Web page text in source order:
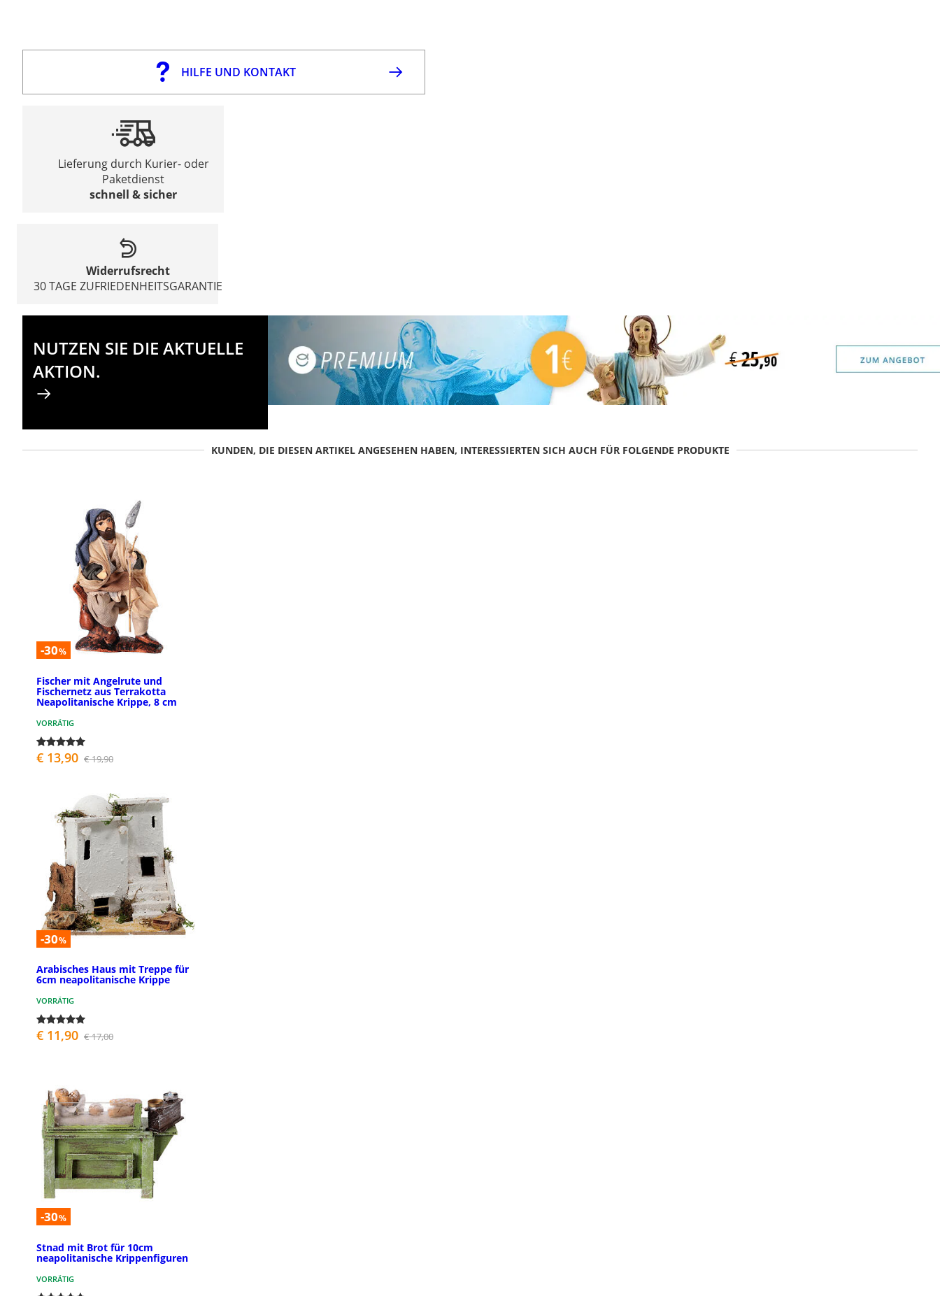
HILFE UND KONTAKT
Lieferung durch Kurier- oder
Paketdienst
schnell & sicher
Widerrufsrecht
30 TAGE ZUFRIEDENHEITSGARANTIE
NUTZEN SIE DIE AKTUELLE
AKTION.
KUNDEN, DIE DIESEN ARTIKEL ANGESEHEN HABEN, INTERESSIERTEN SICH AUCH FÜR FOLGENDE PRODUKTE
-30%
Fischer mit Angelrute und
Fischernetz aus Terrakotta
Neapolitanische Krippe, 8 cm
VORRÄTIG
€ 13,90 € 19,90
-30%
Arabisches Haus mit Treppe für
6cm neapolitanische Krippe
VORRÄTIG
€ 11,90 € 17,00
-30%
Stnad mit Brot für 10cm
neapolitanische Krippenfiguren
VORRÄTIG